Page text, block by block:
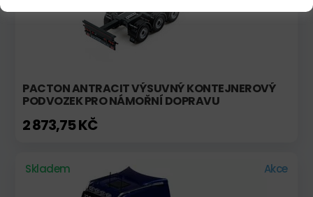
PACTON ANTRACIT VÝSUVNÝ KONTEJNEROVÝ
PODVOZEK PRO NÁMOŘNÍ DOPRAVU
2 873,75 KČ
Skladem Akce